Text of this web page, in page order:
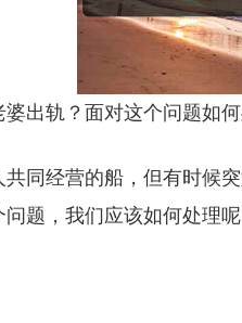
出轨？面对这个问题如何
同经营的船，但有时候
题，我们应该如何处理